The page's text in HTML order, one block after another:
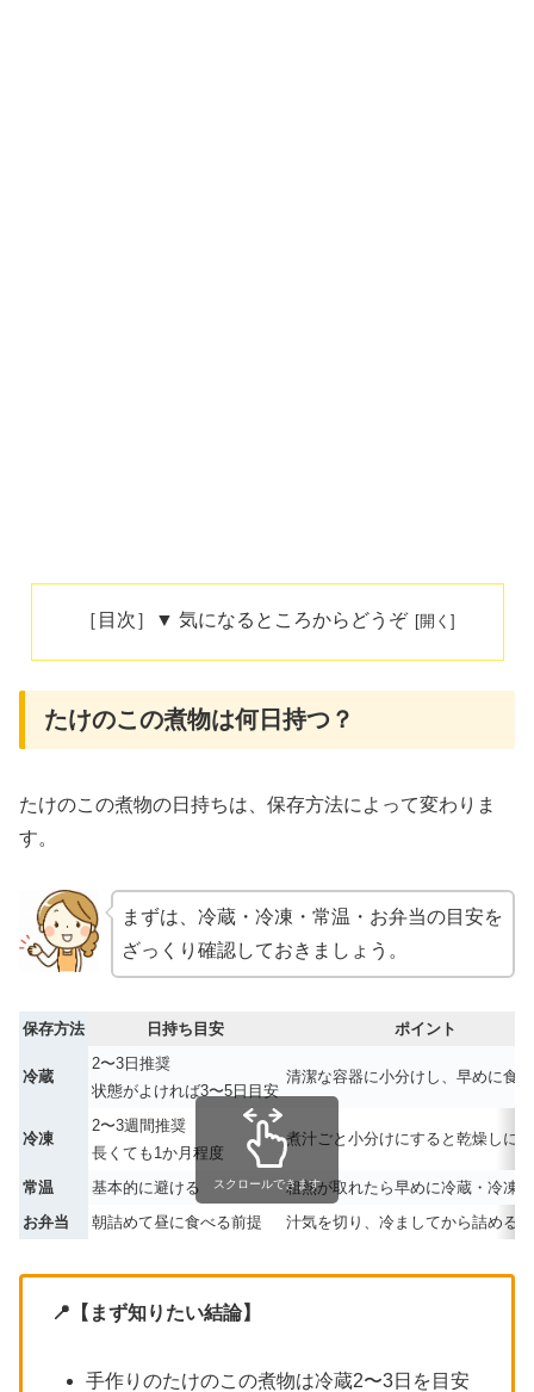
［目次］▼ 気になるところからどうぞ
たけのこの煮物は何日持つ？
たけのこの煮物の日持ちは、保存方法によって変わりま
す。
まずは、冷蔵・冷凍・常温・お弁当の目安を
ざっくり確認しておきましょう。
保存方法 日持ち目安 ポイント
冷蔵
2〜3日推奨
状態がよければ3〜5日目安
清潔な容器に小分けし、早めに食
冷凍
2〜3週間推奨
長くても1か月程度
煮汁ごと小分けにすると乾燥しに
常温 基本的に避ける
粗熱が取れたら早めに冷蔵・冷凍
お弁当
朝詰めて昼に食べる前提 汁気を切り、冷ましてから詰める
スクロールできます
📍【まず知りたい結論】
手作りのたけのこの煮物は冷蔵2〜3日を目安